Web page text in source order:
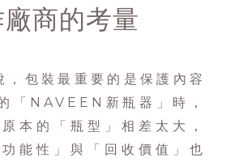
廠商的考量
包裝最重要的是保護內容
「NAVEEN新瓶器」時，
本的「瓶型」相差太大，
能性」與「回收價值」也